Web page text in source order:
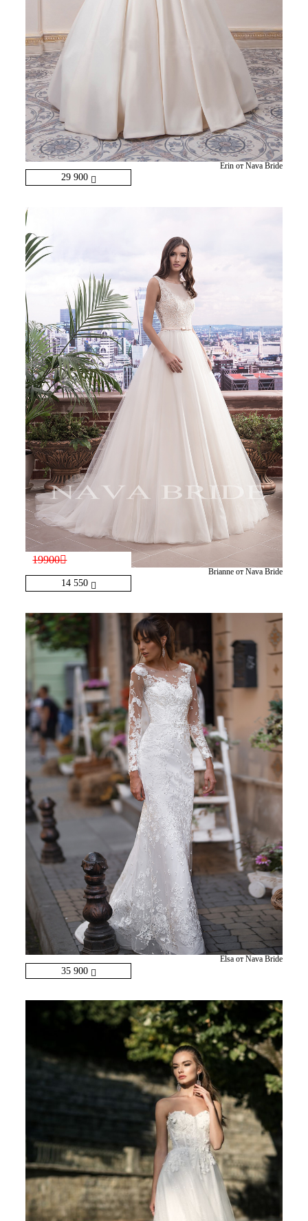
29 900
Erin от Nava Bride
14 550
19900
Brianne от Nava Bride
35 900
Elsa от Nava Bride